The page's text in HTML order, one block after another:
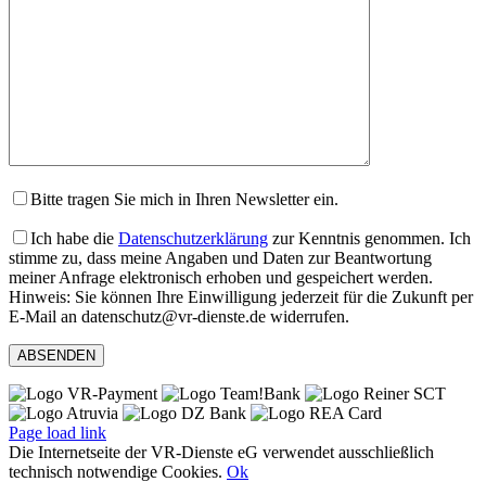
Bitte tragen Sie mich in Ihren Newsletter ein.
Ich habe die Datenschutzerklärung zur Kenntnis genommen. Ich
stimme zu, dass meine Angaben und Daten zur Beantwortung
meiner Anfrage elektronisch erhoben und gespeichert werden.
Hinweis: Sie können Ihre Einwilligung jederzeit für die Zukunft per
E-Mail an datenschutz@vr-dienste.de widerrufen.
Page load link
Die Internetseite der VR-Dienste eG verwendet ausschließlich
technisch notwendige Cookies. Ok